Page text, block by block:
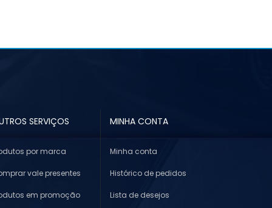
SERVIÇOS
por marca
vale presentes
em promoção
MINHA CONTA
Minha conta
Histórico de pedidos
Lista de desejos